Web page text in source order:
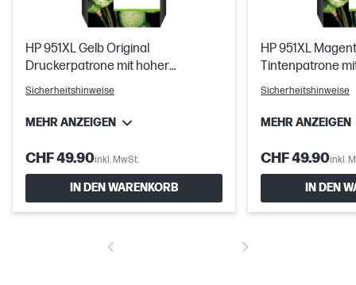
HP 951XL Gelb Original
Druckerpatrone mit hoher
Reichweite
Sicherheitshinweise
MEHR ANZEIGEN
CHF 49.90inkl. MwSt.
IN DEN WARENKORB
HP 951XL
Tintenpatrone
Sicherheitshinweise
MEHR ANZEIGEN
CHF 49.90inkl.
IN DEN